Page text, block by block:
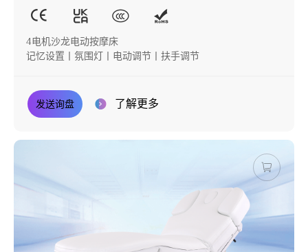
4电机沙龙电动按摩床
记忆设置丨氛围灯丨电动调节丨扶手调节
发送询盘 了解更多